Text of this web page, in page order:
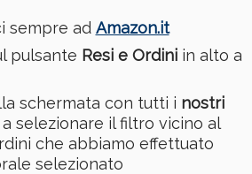
sempre ad Amazon.it
pulsante Resi e Ordiniin alto a
schermata con tutti i nostri
selezionare il filtro vicino al
che abbiamo effettuato
selezionato